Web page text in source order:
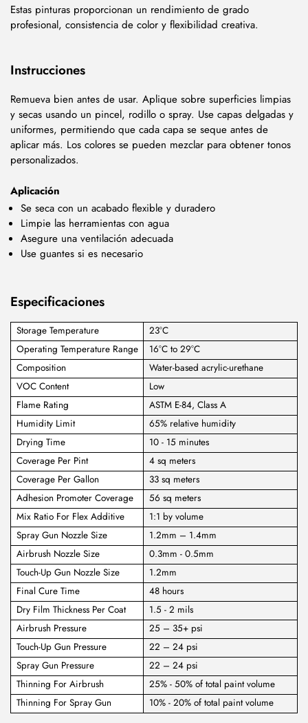
Estas pinturas proporcionan un rendimiento de grado
profesional, consistencia de color y flexibilidad creativa.
Instrucciones
Remueva bien antes de usar. Aplique sobre superficies limpias
y secas usando un pincel, rodillo o spray. Use capas delgadas y
uniformes, permitiendo que cada capa se seque antes de
aplicar más. Los colores se pueden mezclar para obtener tonos
personalizados.
Aplicación
Se seca con un acabado flexible y duradero
Limpie las herramientas con agua
Asegure una ventilación adecuada
Use guantes si es necesario
Especificaciones
Storage Temperature
23°C
Operating Temperature Range
16°C to 29°C
Composition
Water-based acrylic-urethane
VOC Content
Low
Flame Rating
ASTM E-84, Class A
Humidity Limit
65% relative humidity
Drying Time
10 - 15 minutes
Coverage Per Pint
4 sq meters
Coverage Per Gallon
33 sq meters
Adhesion Promoter Coverage
56 sq meters
Mix Ratio For Flex Additive
1:1 by volume
Spray Gun Nozzle Size
1.2mm – 1.4mm
Airbrush Nozzle Size
0.3mm - 0.5mm
Touch-Up Gun Nozzle Size
1.2mm
Final Cure Time
48 hours
Dry Film Thickness Per Coat
1.5 - 2 mils
Airbrush Pressure
25 – 35+ psi
Touch-Up Gun Pressure
22 – 24 psi
Spray Gun Pressure
22 – 24 psi
Thinning For Airbrush
25% - 50% of total paint volume
Thinning For Spray Gun
10% - 20% of total paint volume